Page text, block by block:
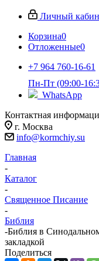
Личный
Корзина0
Отложенные0
+7 964 760-16-61
Пн-Пт (09:00-
WhatsApp
Контактная
г. Москва
info@kormchiy.su
Главная
-
Каталог
-
Священное Писание
-
Библия
-Библия в
закладкой
Поделиться